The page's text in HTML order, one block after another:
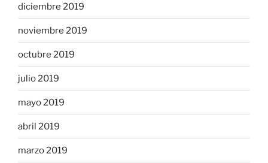
diciembre 2019
noviembre 2019
octubre 2019
julio 2019
mayo 2019
abril 2019
marzo 2019